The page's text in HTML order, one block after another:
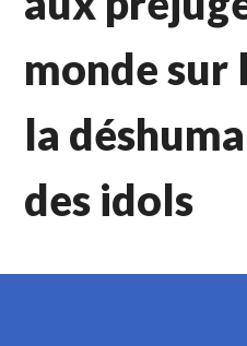
monde sur
la
des idols